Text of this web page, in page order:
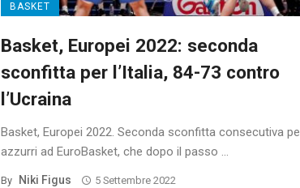
BASKET
Basket, Europei 2022: seconda
sconfitta per l’Italia, 84-73 contro
l’Ucraina
Basket, Europei 2022. Seconda sconfitta consecutiva
azzurri ad EuroBasket, che dopo il passo ...
By Niki Figus 5 Settembre 2022